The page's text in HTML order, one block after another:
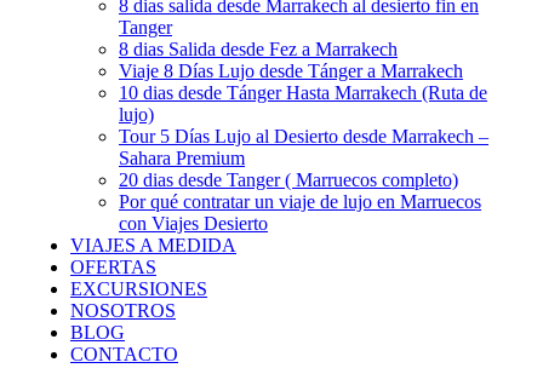
8 dias salida desde Marrakech al desierto fin en
Tanger
8 dias Salida desde Fez a Marrakech
Viaje 8 Días Lujo desde Tánger a Marrakech
10 dias desde Tánger Hasta Marrakech (Ruta de
lujo)
Tour 5 Días Lujo al Desierto desde Marrakech –
Sahara Premium
20 dias desde Tanger ( Marruecos completo)
Por qué contratar un viaje de lujo en Marruecos
con Viajes Desierto
VIAJES A MEDIDA
OFERTAS
EXCURSIONES
NOSOTROS
BLOG
CONTACTO